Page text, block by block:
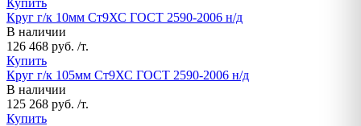
Круг г/к 10мм Ст9ХС ГОСТ 2590-2006 н/д
В наличии
126 468 руб. /т.
Купить
Круг г/к 105мм Ст9ХС ГОСТ 2590-2006 н/д
В наличии
125 268 руб. /т.
Купить